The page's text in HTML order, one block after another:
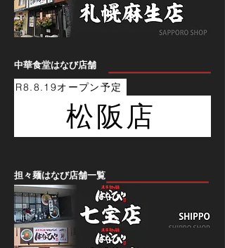
中華食堂はなび店舗
R8.8.19オープン予定
松阪店
担々麺はなび店舗一覧